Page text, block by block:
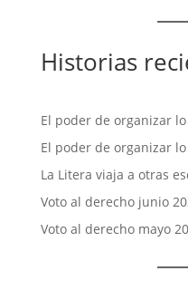
Historias
El poder de organizar
El poder de organizar
La Litera viaja a otras
Voto al derecho junio
Voto al derecho mayo